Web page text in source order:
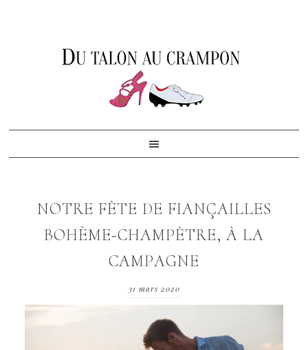
NOTRE FÊTE DE FIANÇAILLES
BOHÈME-CHAMPÊTRE, À LA
CAMPAGNE
31 mars 2020